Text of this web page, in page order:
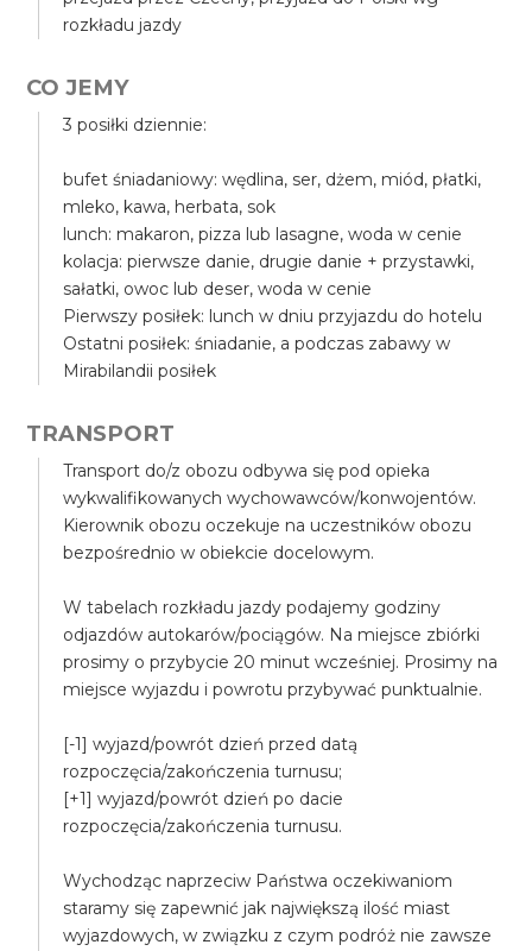
rozkładu jazdy
CO JEMY
3 posiłki dziennie:
bufet śniadaniowy: wędlina, ser, dżem, miód, płatki,
mleko, kawa, herbata, sok
lunch: makaron, pizza lub lasagne, woda w cenie
kolacja: pierwsze danie, drugie danie + przystawki,
sałatki, owoc lub deser, woda w cenie
Pierwszy posiłek: lunch w dniu przyjazdu do hotelu
Ostatni posiłek: śniadanie, a podczas zabawy w
Mirabilandii posiłek
TRANSPORT
Transport do/z obozu odbywa się pod opieka
wykwalifikowanych wychowawców/konwojentów.
Kierownik obozu oczekuje na uczestników obozu
bezpośrednio w obiekcie docelowym.
W tabelach rozkładu jazdy podajemy godziny
odjazdów autokarów/pociągów. Na miejsce zbiórki
prosimy o przybycie 20 minut wcześniej. Prosimy na
miejsce wyjazdu i powrotu przybywać punktualnie.
[-1] wyjazd/powrót dzień przed datą
rozpoczęcia/zakończenia turnusu;
[+1] wyjazd/powrót dzień po dacie
rozpoczęcia/zakończenia turnusu.
Wychodząc naprzeciw Państwa oczekiwaniom
staramy się zapewnić jak największą ilość miast
wyjazdowych, w związku z czym podróż nie zawsze